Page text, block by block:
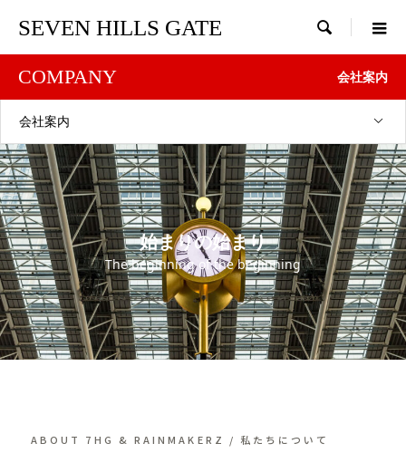
SEVEN HILLS GATE 
COMPANY 会社案内
会社案内
始まりの始まり
The beginning of the beginning
ABOUT 7HG & RAINMAKERZ / 私たちについて